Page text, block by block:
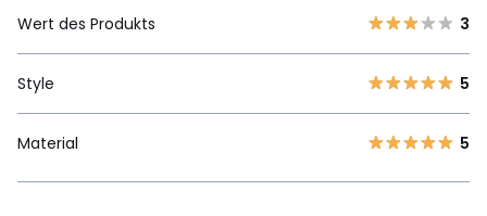
Wert des Produkts
3
Style 5
Material 5